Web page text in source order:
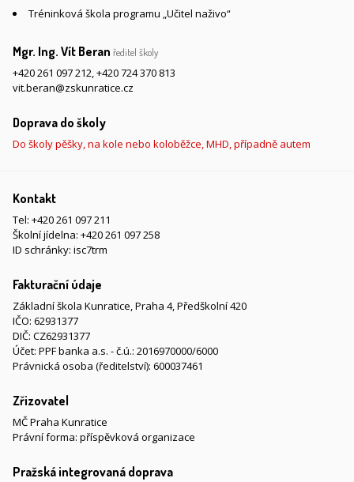
Tréninková škola programu „Učitel naživo“
Mgr. Ing. Vít Beran ředitel školy
+420 261 097 212,+420 724 370 813
vit.beran@zskunratice.cz
Doprava do školy
Do školy pěšky, na kole nebo koloběžce, MHD, případně autem
Kontakt
Tel: +420 261 097 211
Školní jídelna: +420 261 097 258
ID schránky: isc7trm
Fakturační údaje
Základní škola Kunratice, Praha 4, Předškolní 420
IČO: 62931377
DIČ: CZ62931377
Účet: PPF banka a.s. - č.ú.: 2016970000/6000
Právnická osoba (ředitelství): 600037461
Zřizovatel
MČ Praha Kunratice
Právní forma: příspěvková organizace
Pražská integrovaná doprava